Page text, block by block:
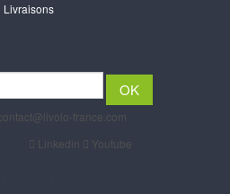
Livraisons
france.com
Linkedin Youtube